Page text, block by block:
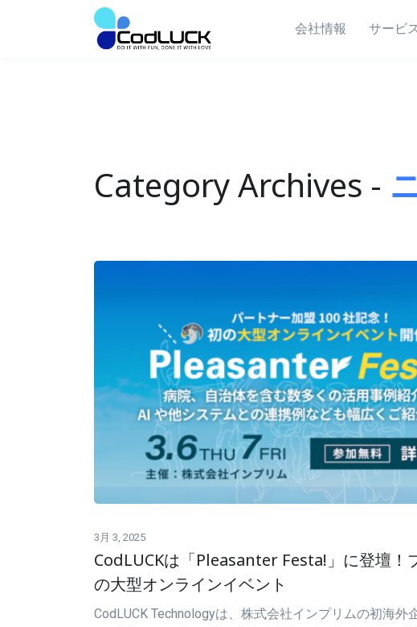
会社情報 サービ
Category Archives -
3月 3, 2025
CodLUCKは「Pleasanter Festa!」に登壇！
の大型オンラインイベント
CodLUCK Technologyは、株式会社インプリムの初海外